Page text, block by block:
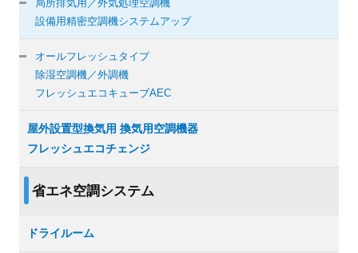
局所排気用／外気処理空調機
設備用精密空調機システムアップ
オールフレッシュタイプ
除湿空調機／外調機
フレッシュエコキューブAEC
屋外設置型換気用 換気用空調機器
フレッシュエコチェンジ
省エネ空調システム
ドライルーム